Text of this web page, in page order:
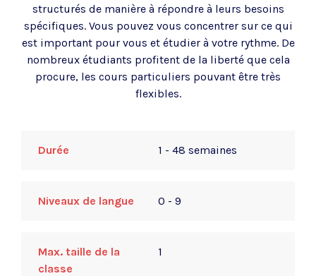
structurés de manière à répondre à leurs besoins
spécifiques. Vous pouvez vous concentrer sur ce qui
est important pour vous et étudier à votre rythme. De
nombreux étudiants profitent de la liberté que cela
procure, les cours particuliers pouvant être très
flexibles.
Durée 1 - 48 semaines
Niveaux de langue 0 - 9
Max. taille de la
classe
1